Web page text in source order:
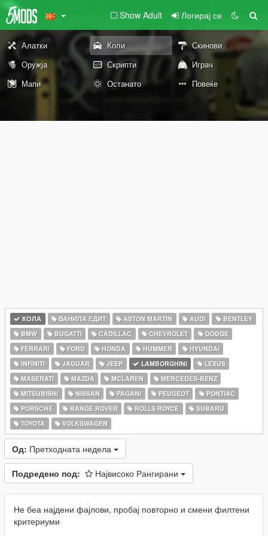
Show Adult Логирај се
Алатки Коли
Скинови
Оружја
Скрипти
Играч
Мапи
Останато Повеќе
КОЛА ВАНИЛА ЕДИТ ASTON MARTIN AUDI
BENTLEY
BMW
BUGATTI CADILLAC CHEVROLET
DODGE
FERRARI
FORD HONDA HUMMER
HYUNDAI
INFINITI
JAGUAR JEEP LAMBORGHINI
LEXUS
MASERATI
MAZDA MCLAREN
MERCEDES-BENZ
MITSUBISHI
NISSAN PAGANI PEUGEOT
PONTIAC
PORSCHE
RANGE ROVER ROLLS ROYCE
SUBARU
TOYOTA
VOLKSWAGEN
Од: Претходната недела
Подредено под: Највисоко Рангирани
Не беа најдени фајлови, пробај повторно и смени филтени
критериуми